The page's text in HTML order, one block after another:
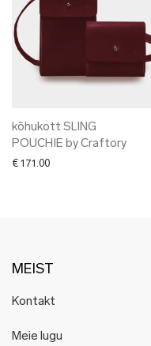
kõhukott SLING
POUCHIE by Craftory
€ 171.00
MEIST
Kontakt
Meie lugu